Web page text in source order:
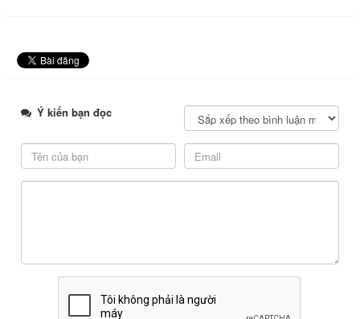
Ý kiến bạn đọc